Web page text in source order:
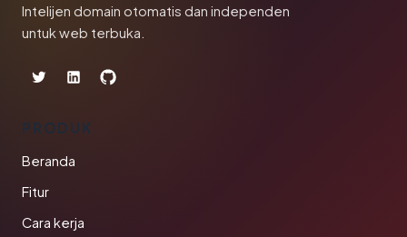
Intelijen domain otomatis dan independen
untuk web terbuka.
PRODUK
Beranda
Fitur
Cara kerja